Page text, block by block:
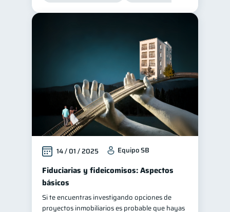
14 / 01 / 2025 Equipo SB
Fiduciarias y fideicomisos: Aspectos
básicos
Si te encuentras investigando opciones de
proyectos inmobiliarios es probable que hayas